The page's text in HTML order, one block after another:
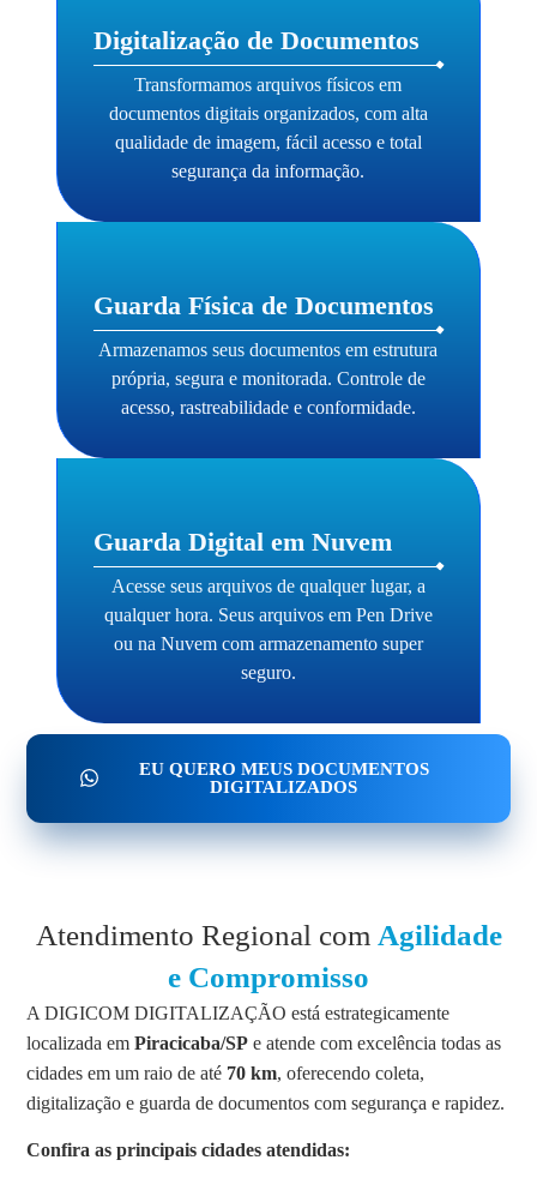
Digitalização de Documentos
Transformamos arquivos físicos em
documentos digitais organizados, com alta
qualidade de imagem, fácil acesso e total
segurança da informação.
Guarda Física de Documentos
Armazenamos seus documentos em estrutura
própria, segura e monitorada. Controle de
acesso, rastreabilidade e conformidade.
Guarda Digital em Nuvem
Acesse seus arquivos de qualquer lugar, a
qualquer hora. Seus arquivos em Pen Drive
ou na Nuvem com armazenamento super
seguro.
EU QUERO MEUS DOCUMENTOS
DIGITALIZADOS
Atendimento Regional com Agilidade
e Compromisso
A DIGICOM DIGITALIZAÇÃO está estrategicamente
localizada emPiracicaba/SP e atende com excelência todas as
cidades em um raio de até 70 km, oferecendo coleta,
digitalização e guarda de documentos com segurança e rapidez.
Confira as principais cidades atendidas: